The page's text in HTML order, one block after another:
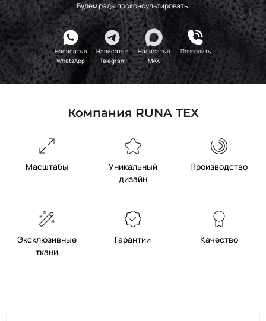
Будем рады проконсультировать.
Написать в
WhatsApp
Написать в
Telegram
Написать в
MAX
Позвонить
Компания RUNA TEX
Масштабы
Уникальный
дизайн
Производство
Эксклюзивные
ткани
Гарантии Качество